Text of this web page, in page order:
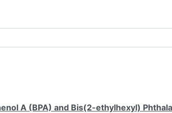
A (BPA) and Bis(2-ethylhexyl)